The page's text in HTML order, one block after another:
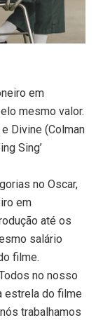
em
mesmo valor.
Divine (Colman
Sing’
no Oscar,
em
até os
salário
filme.
no nosso
estrela do filme
trabalhamos